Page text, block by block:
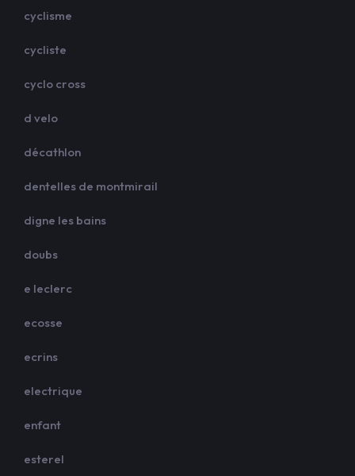
cyclisme
cycliste
cyclo cross
d velo
décathlon
dentelles de montmirail
digne les bains
doubs
e leclerc
ecosse
ecrins
electrique
enfant
esterel